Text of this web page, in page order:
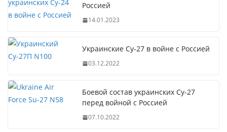
Россией
14.01.2023
Украинские Су-27 в войне с Россией
03.12.2022
Боевой состав украинских Су-27
перед войной с Россией
07.10.2022